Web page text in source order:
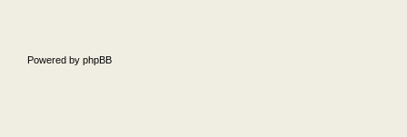
Powered by phpBB